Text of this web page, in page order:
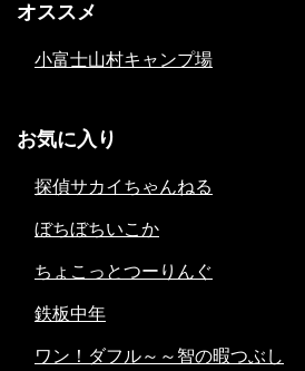
オススメ
小富士山村キャンプ場
お気に入り
探偵サカイちゃんねる
ぼちぼちいこか
ちょこっとつーりんぐ
鉄板中年
ワン！ダフル～～智の暇つぶし